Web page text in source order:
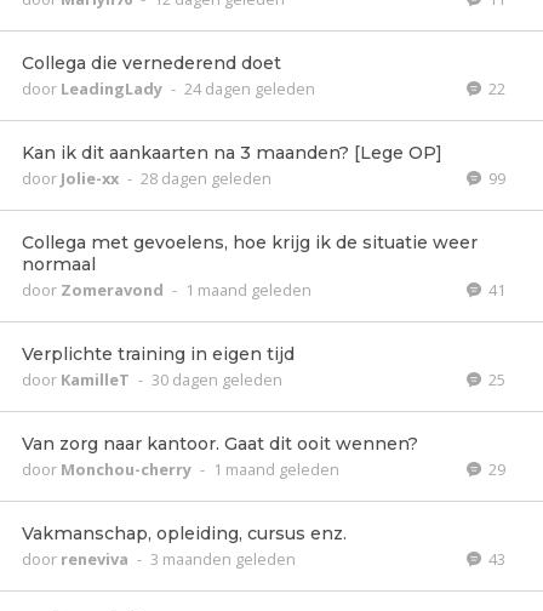
Collega die vernederend doet
door LeadingLady - 24 dagen geleden 22
Kan ik dit aankaarten na 3 maanden? [Lege OP]
door Jolie-xx - 28 dagen geleden 99
Collega met gevoelens, hoe krijg ik de situatie weer
normaal
door Zomeravond - 1 maand geleden 41
Verplichte training in eigen tijd
door KamilleT - 30 dagen geleden 25
Van zorg naar kantoor. Gaat dit ooit wennen?
door Monchou-cherry - 1 maand geleden 29
Vakmanschap, opleiding, cursus enz.
door reneviva - 3 maanden geleden 43